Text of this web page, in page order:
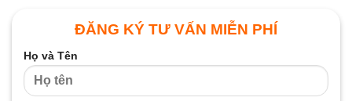
ĐĂNG KÝ TƯ VẤN MIỄN PHÍ
Họ và Tên